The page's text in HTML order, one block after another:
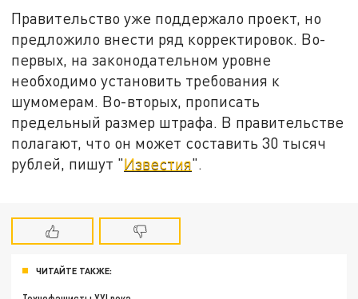
Правительствоуже поддержало проект, но
предложило внести ряд корректировок. Во-
первых, на законодательном уровне
необходимо установить требования к
шумомерам. Во-вторых, прописать
предельный размер штрафа. В правительстве
полагают, что он может составить 30 тысяч
рублей, пишут "Известия".
ЧИТАЙТЕ ТАКЖЕ: